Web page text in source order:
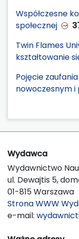
Współczesne
społecznej
Twin Flames
kształtowanie
Pojęcie
nowoczesnym
Wydawca
Wydawnictwo
ul. Dewajtis 5,
01-815 Warszawa
Strona WWW
e-mail: